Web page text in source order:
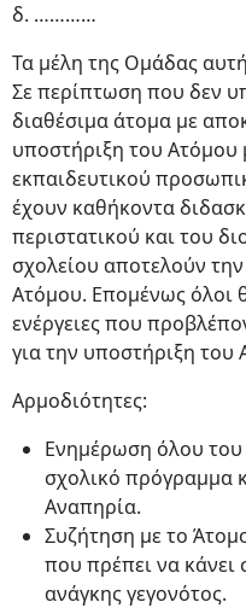
δ. …………
Τα μέλη της Ομάδας
Σε περίπτωση που δεν
διαθέσιμα άτομα με
υποστήριξη του Ατόμου
εκπαιδευτικού
έχουν καθήκοντα
περιστατικού και του
σχολείου αποτελούν
Ατόμου. Επομένως όλοι
ενέργειες που
για την υποστήριξη του
Αρμοδιότητες:
Ενημέρωση όλου
σχολικό πρόγραμμα
Αναπηρία.
Συζήτηση με το
που πρέπει να κάνει
ανάγκης γεγονότος.